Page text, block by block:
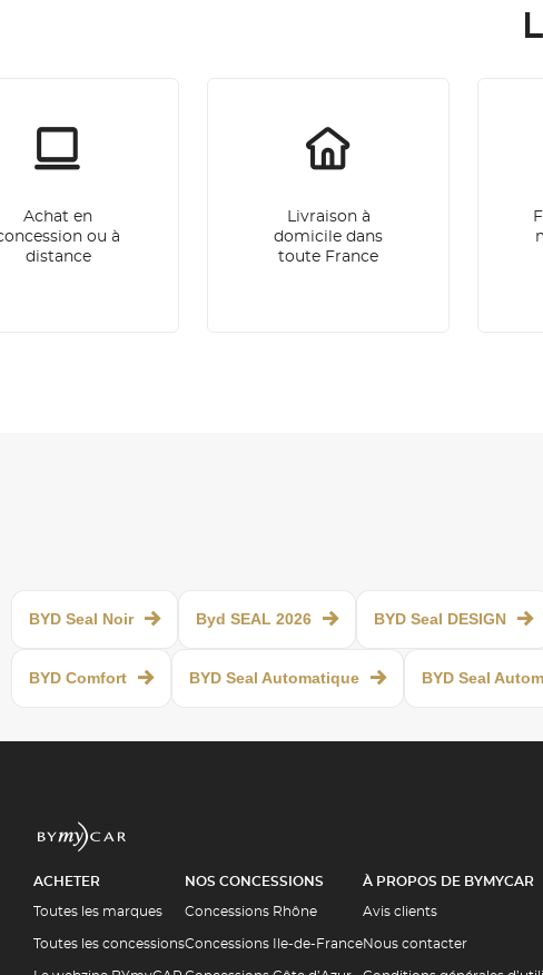
Achat en
ou à
distance
Livraison à
domicile dans
toute France
BYD Seal Noir Byd SEAL 2026 BYD Seal DESIGN
BYD Comfort BYD Seal Automatique BYD Seal
ACHETER
Toutes les marques
Toutes les concessions
NOS CONCESSIONS
Concessions Rhône
Concessions Ile-de-France
À PROPOS DE BYMYCAR
Avis clients
Nous contacter